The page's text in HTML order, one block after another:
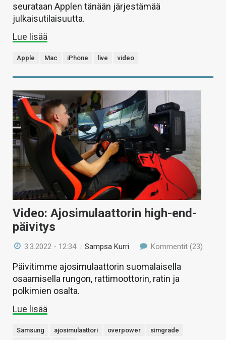
seurataan Applen tänään järjestämää
julkaisutilaisuutta.
Lue lisää
Apple Mac iPhone live video
Video: Ajosimulaattorin high-end-
päivitys
3.3.2022 - 12:34 /Sampsa Kurri Kommentit (23)
Päivitimme ajosimulaattorin suomalaisella
osaamisella rungon, rattimoottorin, ratin ja
polkimien osalta.
Lue lisää
Samsung ajosimulaattori overpower
simgrade